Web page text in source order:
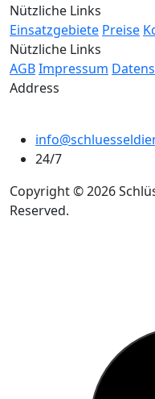
Nützliche Links
Einsatzgebiete Preise
Nützliche Links
AGBImpressum
Address
24/7
Copyright © 2026
Reserved.